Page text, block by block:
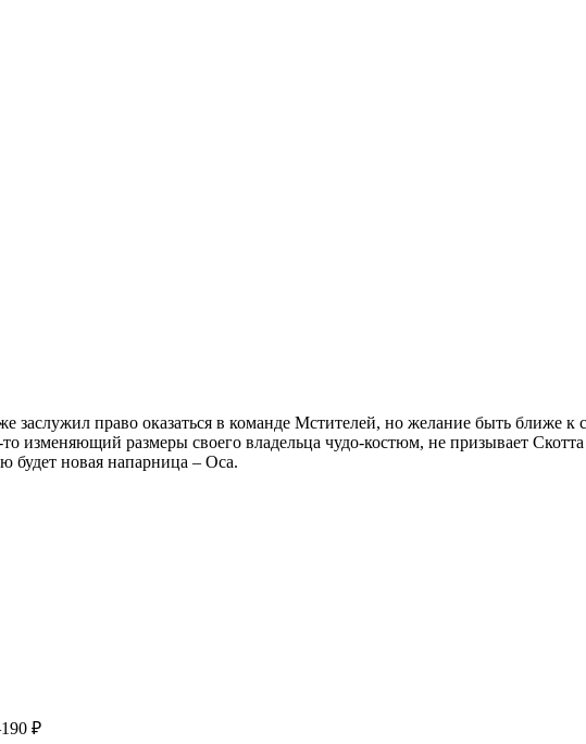
заслужил право оказаться в команде Мстителей, но желание быть ближе
изменяющий размеры своего владельца чудо-костюм, не призывает
будет новая напарница – Оса.
₽